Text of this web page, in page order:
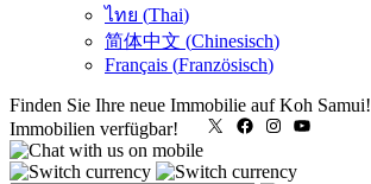
ไทย (Thai)
简体中文 (Chinesisch)
Français (Französisch)
Finden Sie Ihre neue Immobilie auf Koh Samui!
Immobilien verfügbar!
X FacebookInstagram